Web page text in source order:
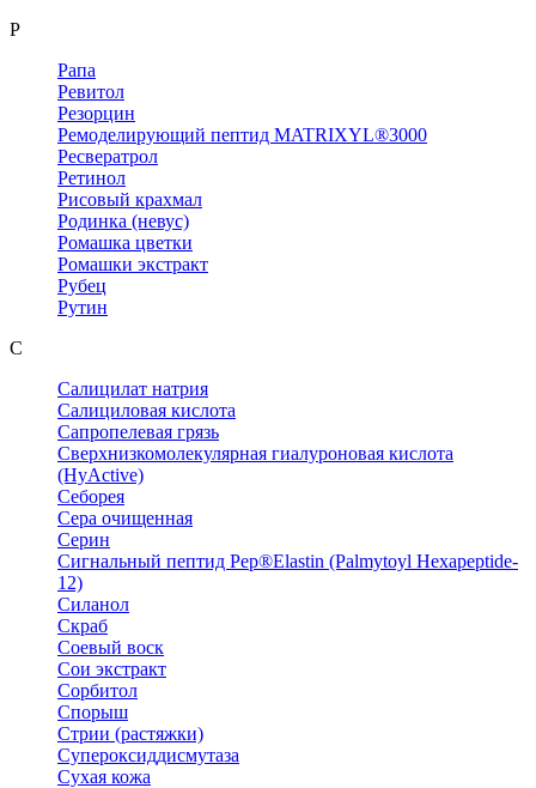
Р
Рапа
Ревитол
Резорцин
Ремоделирующий пептид MATRIXYL®3000
Ресвератрол
Ретинол
Рисовый крахмал
Родинка (невус)
Ромашка цветки
Ромашки экстракт
Рубец
Рутин
С
Салицилат натрия
Салициловая кислота
Сапропелевая грязь
Сверхнизкомолекулярная гиалуроновая кислота
(HyActive)
Себорея
Сера очищенная
Серин
Сигнальный пептид Pep®Elastin (Palmytoyl Hexapeptide-
12)
Силанол
Скраб
Соевый воск
Сои экстракт
Сорбитол
Спорыш
Стрии (растяжки)
Супероксиддисмутаза
Сухая кожа